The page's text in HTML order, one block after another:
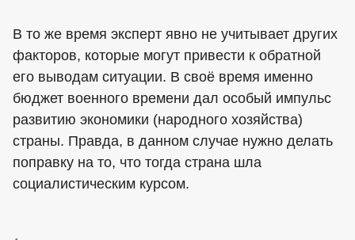
В то же время эксперт явно не учитывает других
факторов, которые могут привести к обратной
его выводам ситуации. В своё время именно
бюджет военного времени дал особый импульс
развитию экономики (народного хозяйства)
страны. Правда, в данном случае нужно делать
поправку на то, что тогда страна шла
социалистическим курсом.